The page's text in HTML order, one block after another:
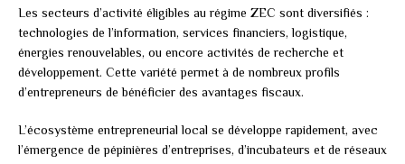
Les secteurs d’activité éligibles au régime ZEC sont diversifiés :
technologies de l’information, services financiers, logistique,
énergies renouvelables, ou encore activités de recherche et
développement. Cette variété permet à de nombreux profils
d’entrepreneurs de bénéficier des avantages fiscaux.
L’écosystème entrepreneurial local se développe rapidement, avec
l’émergence de pépinières d’entreprises, d’incubateurs et de réseaux